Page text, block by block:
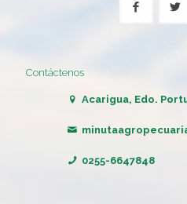
Contáctenos
Acarigua, Edo.
0255-6647848